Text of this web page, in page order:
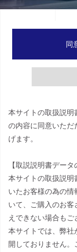
同
本サイトの取扱説
の内容に同意いただ
げます。
【取説説明書データ
本サイトの取扱説
いたお客様の為の
いて、ご購入のお
えできない場合もご
本サイトでは、弊社
開しておりません